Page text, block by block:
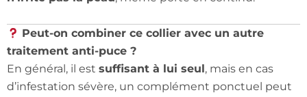
Peut-on combiner ce collier avec un autre
traitement anti-puce ?
En général, il est suffisant à lui seul , mais en cas
d’infestation sévère, un complément ponctuel peut